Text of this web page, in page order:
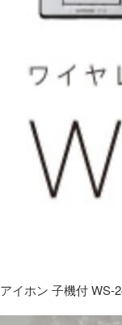
アイホン 子機付 WS-